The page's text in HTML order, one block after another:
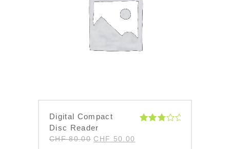
Digital Compact
Disc Reader
CHF80.00 CHF 50.00